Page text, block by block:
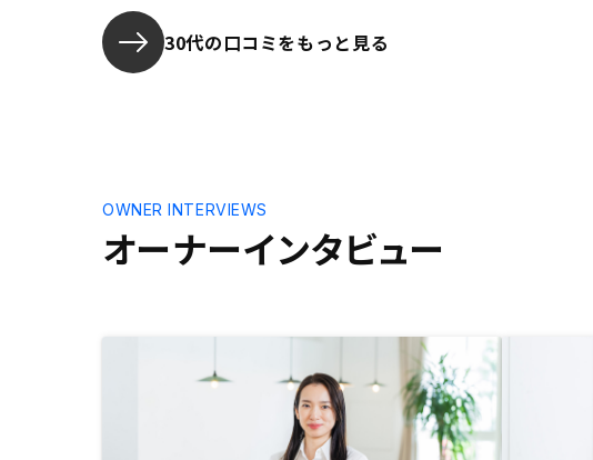
30代の口コミをもっと見る
オーナーインタビュー
OWNER INTERVIEWS